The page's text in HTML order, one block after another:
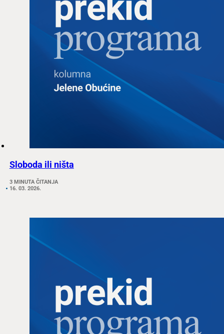
Sloboda ili ništa
3 MINUTA ČITANJA
16. 03. 2026.